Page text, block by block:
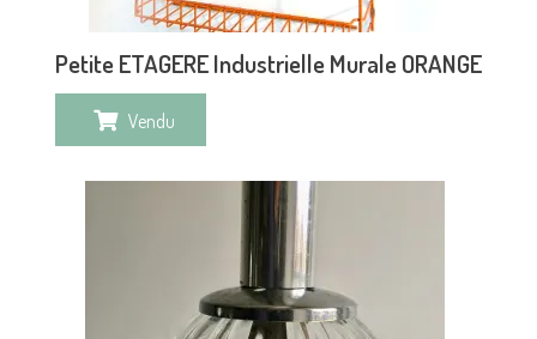
Petite ETAGERE Industrielle Murale ORANGE
Vendu